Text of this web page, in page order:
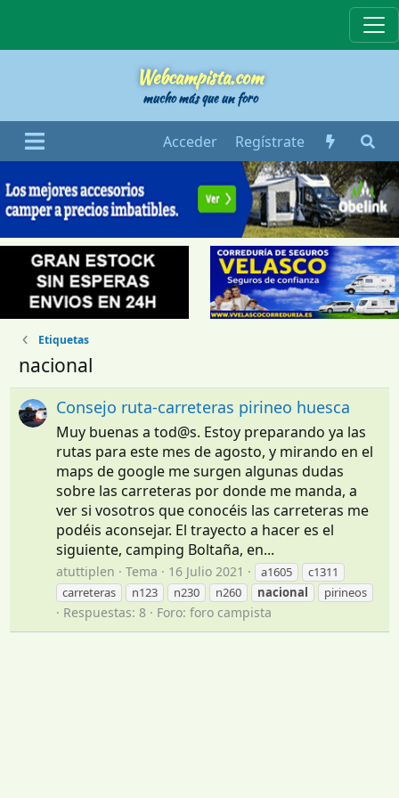
Webcampista.com
mucho más que un foro
Acceder Regístrate
Etiquetas
nacional
Consejo ruta-carreteras pirineo huesca
Muy buenas a tod@s. Estoy preparando ya las
rutas para este mes de agosto, y mirando en el
maps de google me surgen algunas dudas
sobre las carreteras por donde me manda, a
ver si vosotros que conocéis las carreteras me
podéis aconsejar. El trayecto a hacer es el
siguiente, camping Boltaña, en...
atuttiplen Tema 16 Julio 2021 a1605
c1311
carreteras
n123 n230 n260 nacional pirineos
Respuestas: 8 Foro:foro campista